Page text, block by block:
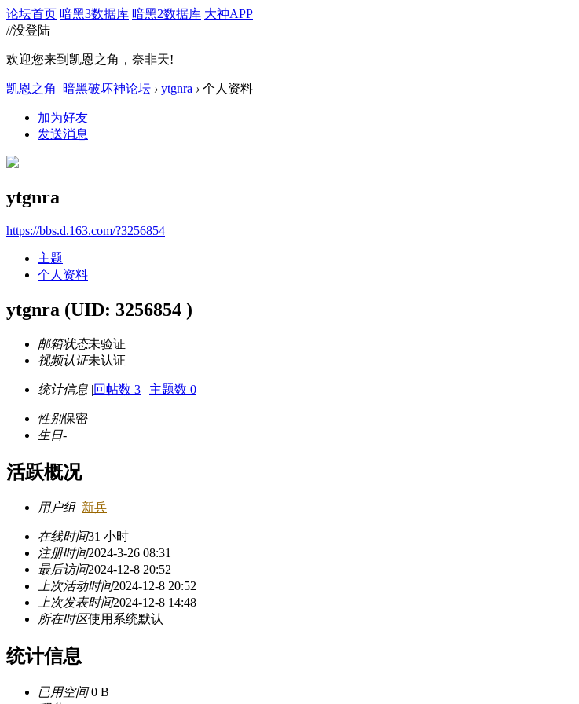
论坛首页 暗黑3数据库 暗黑2数据库 大神APP
//没登陆
欢迎您来到凯恩之角，奈非天!
凯恩之角_暗黑破坏神论坛 › ytgnra › 个人资料
加为好友
发送消息
ytgnra
https://bbs.d.163.com/?3256854
主题
个人资料
ytgnra (UID: 3256854 )
邮箱状态未验证
视频认证未认证
统计信息 |回帖数 3 | 主题数 0
性别保密
生日-
活跃概况
用户组 新兵
在线时间31 小时
注册时间2024-3-26 08:31
最后访问2024-12-8 20:52
上次活动时间2024-12-8 20:52
上次发表时间2024-12-8 14:48
所在时区使用系统默认
统计信息
已用空间0 B